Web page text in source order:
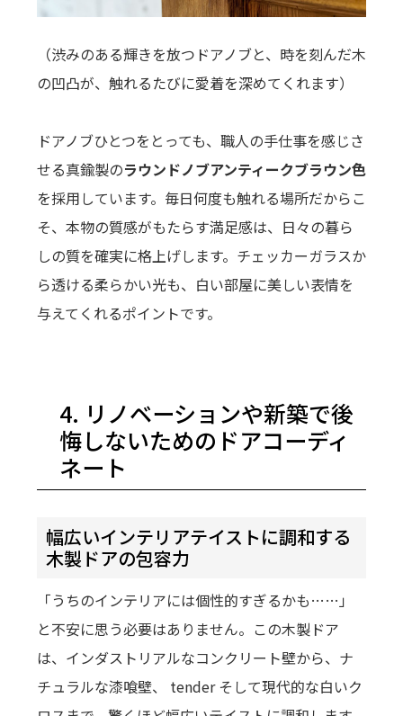
（渋みのある輝きを放つドアノブと、時を刻んだ木
の凹凸が、触れるたびに愛着を深めてくれます）
ドアノブひとつをとっても、職人の手仕事を感じさ
せる真鍮製のラウンドノブアンティークブラウン色
を採用しています。毎日何度も触れる場所だからこ
そ、本物の質感がもたらす満足感は、日々の暮ら
しの質を確実に格上げします。チェッカーガラスか
ら透ける柔らかい光も、白い部屋に美しい表情を
与えてくれるポイントです。
4. リノベーションや新築で後
悔しないためのドアコーディ
ネート
幅広いインテリアテイストに調和する
木製ドアの包容力
「うちのインテリアには個性的すぎるかも……」
と不安に思う必要はありません。この木製ドア
は、インダストリアルなコンクリート壁から、ナ
チュラルな漆喰壁、 tender そして現代的な白いク